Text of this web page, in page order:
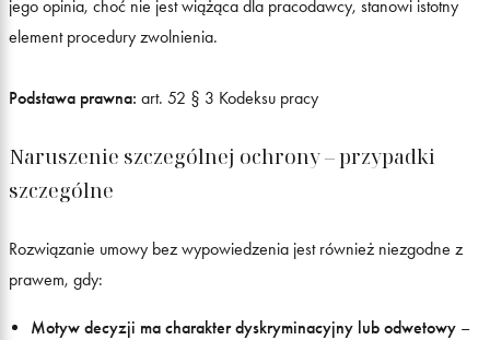
jego opinia, choć nie jest wiążąca dla pracodawcy, stanowi istotny
element procedury zwolnienia.
Podstawa prawna: art. 52 § 3 Kodeksu pracy
Naruszenie szczególnej ochrony – przypadki
szczególne
Rozwiązanie umowy bez wypowiedzenia jest również niezgodne z
prawem, gdy:
Motyw decyzji ma charakter dyskryminacyjny lub odwetowy –